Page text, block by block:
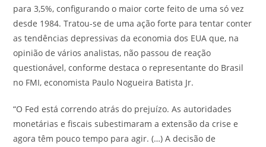
para 3,5%, configurando o maior corte feito de uma só vez
desde 1984. Tratou-se de uma ação forte para tentar conter
as tendências depressivas da economia dos EUA que, na
opinião de vários analistas, não passou de reação
questionável, conforme destaca o representante do Brasil
no FMI, economista Paulo Nogueira Batista Jr.
“O Fed está correndo atrás do prejuízo. As autoridades
monetárias e fiscais subestimaram a extensão da crise e
agora têm pouco tempo para agir. (…) A decisão de